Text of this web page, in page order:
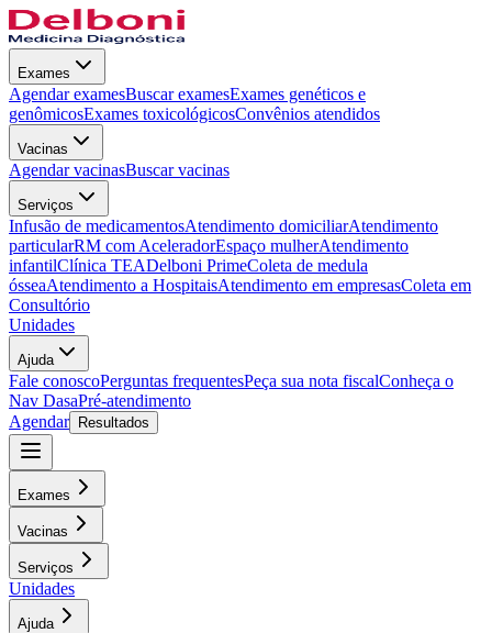
Exames
Agendar examesBuscar examesExames genéticos e
genômicosExames toxicológicosConvênios atendidos
Vacinas
Agendar vacinasBuscar vacinas
Serviços
Infusão de medicamentosAtendimento domiciliarAtendimento
particularRM com AceleradorEspaço mulherAtendimento
infantilClínica TEADelboni PrimeColeta de medula
ósseaAtendimento a HospitaisAtendimento em empresasColeta em
Consultório
Unidades
Ajuda
Fale conoscoPerguntas frequentesPeça sua nota fiscalConheça o
Nav DasaPré-atendimento
Agendar
Resultados
Exames
Vacinas
Serviços
Unidades
Ajuda